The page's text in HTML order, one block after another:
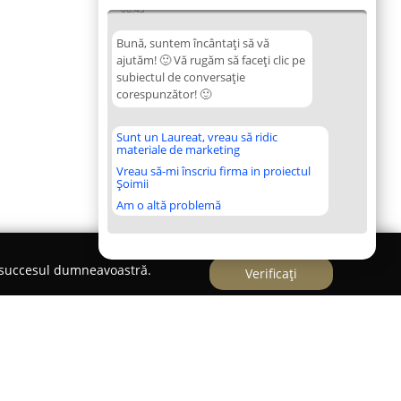
06:43
Bună, suntem încântați să vă
ajutăm! 🙂 Vă rugăm să faceți clic pe
subiectul de conversație
corespunzător! 🙂
Sunt un Laureat, vreau să ridic
materiale de marketing
Vreau să-mi înscriu firma in proiectul
Șoimii
Am o altă problemă
dumneavoastră. Verificați